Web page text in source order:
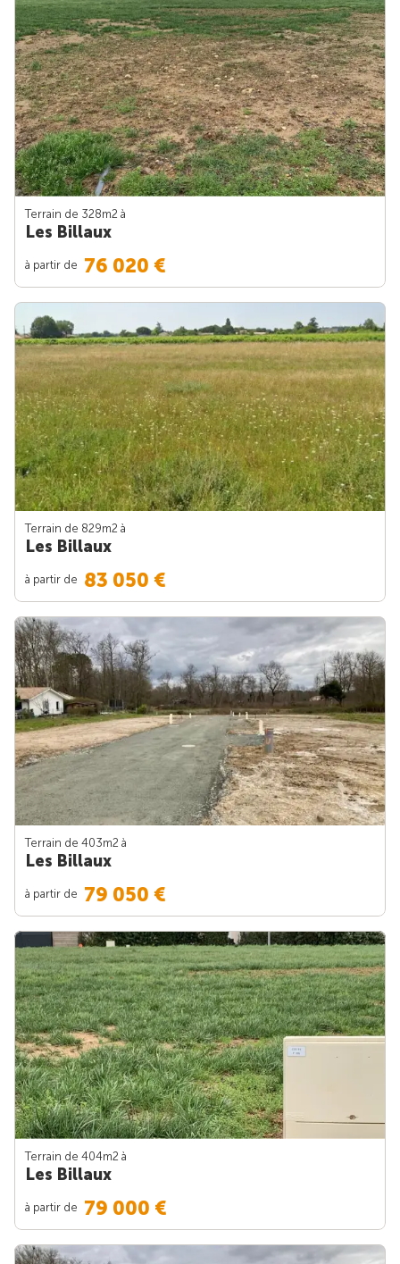
Terrain de 328m2 à
Les Billaux
à partir de 76 020 €
Terrain de 829m2 à
Les Billaux
à partir de 83 050 €
Terrain de 403m2 à
Les Billaux
à partir de 79 050 €
Terrain de 404m2 à
Les Billaux
à partir de 79 000 €